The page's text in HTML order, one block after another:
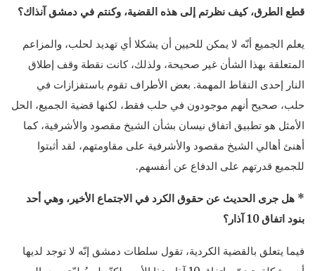
قطع الطرق، كيف نظرتم إلى هذه القضية، وكنتم في دمشق آنذاك؟
يعلم الجميع أنّه لا يمكن للحيين أن يشكلا أي تهديد لحلب، والمزاعم
المتعلقة بهذا الشأن غير صحيحة، ولذلك، كانت نقطة وقف إطلاق
النار إحدى النقاط المهمة. بعض الأطراف تقوم باستفزازات في
حلب، صحيح أنهم موجودون في حلب فقط، لكنها قضية الجميع، الحل
الأمثل هو تطبيق اتفاق نيسان بشأن الشيخ مقصود والأشرفية، كما
أهنئ أهالي الشيخ مقصود والأشرفية على مقاومتهم، لقد أثبتوا
للجميع قدرتهم على الدفاع عن أنفسهم.
* هل جرى الحديث عن حقوق الكرد في الاجتماع الأخير، وهي أحد
بنود اتفاق 10 آذار؟
فيما يتعلق بالقضية الكردية، تقول سلطات دمشق إنّه لا توجد لديها